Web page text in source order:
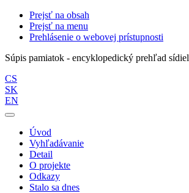
Prejsť na obsah
Prejsť na menu
Prehlásenie o webovej prístupnosti
Súpis pamiatok - encyklopedický prehľad sídiel
CS
SK
EN
Úvod
Vyhľadávanie
Detail
O projekte
Odkazy
Stalo sa dnes